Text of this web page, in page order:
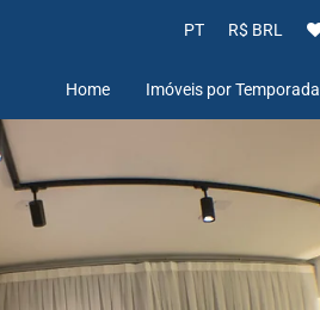
PT R$ BRL
Home Imóveis por Temporada